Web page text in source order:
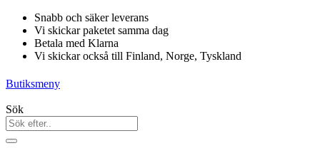
Hoppa
innehåll
Snabb och säker leverans
Vi skickar paketet samma dag
Betala med Klarna
Vi skickar också till Finland, Norge, Tyskland
Butiksmeny
Sök